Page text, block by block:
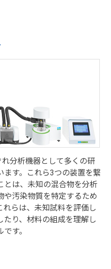
れ分析機器として多くの研
ます。これら3つの装置を繋
とは、未知の混合物を分析
や汚染物質を特定するため
れらは、未知試料を評価し
たり、材料の組成を理解し
す。